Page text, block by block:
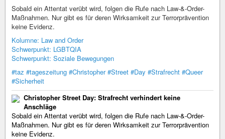
Sobald ein Attentat verübt wird, folgen die Rufe nach Law-&-Order-
Maßnahmen. Nur gibt es für deren Wirksamkeit zur Terrorprävention
keine Evidenz.
Kolumne: Law and Order
Schwerpunkt: LGBTQIA
Schwerpunkt: Soziale Bewegungen
#taz #tageszeitung #Christopher #Street #Day #Strafrecht #Queer
#Sicherheit
Christopher Street Day: Strafrecht verhindert keine
Anschläge
Sobald ein Attentat verübt wird, folgen die Rufe nach Law-&-Order-
Maßnahmen. Nur gibt es für deren Wirksamkeit zur Terrorprävention
keine Evidenz.